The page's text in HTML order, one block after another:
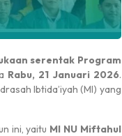
serentak Program
Rabu, 21 Januari 2026.
Ibtida’iyah (MI) yang
ini, yaitu MI NU Miftahul